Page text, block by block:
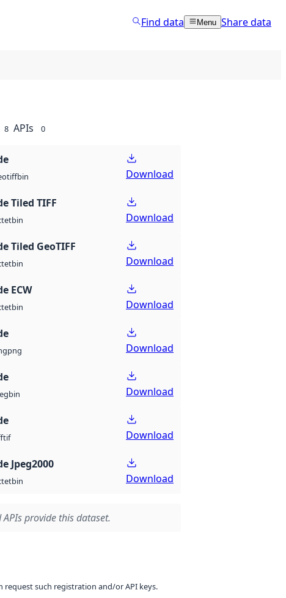
Find data Menu Share data
8 APIs 0
bin Download
Tiled TIFF
bin Download
Tiled GeoTIFF
bin Download
ECW
bin Download
png Download
bin Download
tif Download
Jpeg2000
bin Download
provide this dataset.
request such registration and/or API keys.